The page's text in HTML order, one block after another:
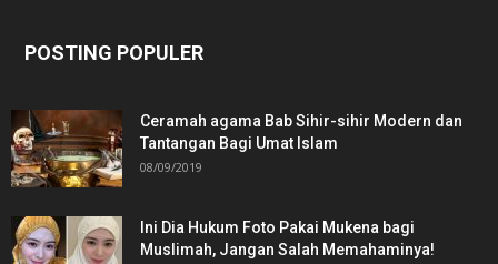
POSTING POPULER
Ceramah agama Bab Sihir-sihir Modern dan
Tantangan Bagi Umat Islam
08/09/2019
Ini Dia Hukum Foto Pakai Mukena bagi
Muslimah, Jangan Salah Memahaminya!